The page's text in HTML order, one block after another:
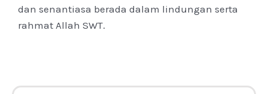
dan senantiasa berada dalam lindungan serta
rahmat Allah SWT.